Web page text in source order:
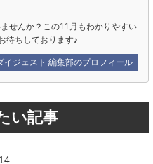
せんか？この11月もわかりやすい
待ちしております♪
イジェスト 編集部のプロフィール
い記事